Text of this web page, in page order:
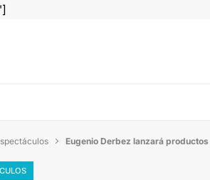
 Eugenio Derbez lanzará